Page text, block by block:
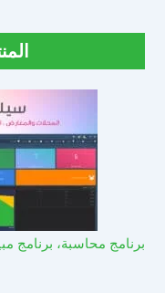
برنامج محاسبة، برنامج